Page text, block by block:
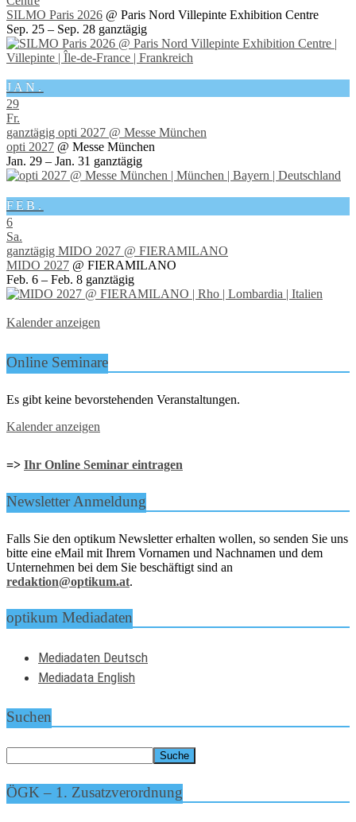
SILMO Paris 2026 @ Paris Nord Villepinte Exhibition Centre
Sep. 25 – Sep. 28 ganztägig
JAN.
29
Fr.
ganztägig opti 2027 @ Messe München
opti 2027 @ Messe München
Jan. 29 – Jan. 31 ganztägig
FEB.
6
Sa.
ganztägig MIDO 2027 @ FIERAMILANO
MIDO 2027 @ FIERAMILANO
Feb. 6 – Feb. 8 ganztägig
Kalender anzeigen
Online Seminare
Es gibt keine bevorstehenden Veranstaltungen.
Kalender anzeigen
=> Ihr Online Seminar eintragen
Newsletter Anmeldung
Falls Sie den optikum Newsletter erhalten wollen, so senden Sie uns
bitte eine eMail mit Ihrem Vornamen und Nachnamen und dem
Unternehmen bei dem Sie beschäftigt sind an
redaktion@optikum.at.
optikum Mediadaten
Mediadaten Deutsch
Mediadata English
Suchen
ÖGK – 1. Zusatzverordnung